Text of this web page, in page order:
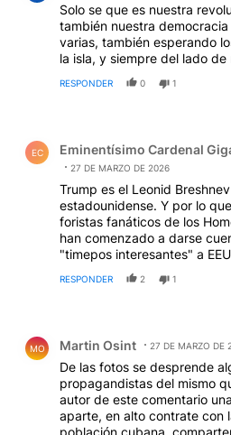
Solo se que es nuestra
también nuestra
varias, también esperando
la isla, y siempre del lado de
RESPONDER 0 1
EC Eminentísimo Cardenal
27 DE MARZO DE 2026
Trump es el Leonid
estadounidense. Y por lo
foristas fanáticos de los
han comenzado a darse
"timepos interesantes" a
RESPONDER 2 1
MO Martin Osint 27 DE MARZO DE
De las fotos se desprende
propagandistas del mismo
autor de este comentario
aparte, en alto contrate con
población cubana,